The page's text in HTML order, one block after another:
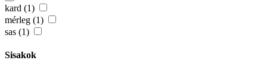
kard (1)
mérleg (1)
sas (1)
Sisakok